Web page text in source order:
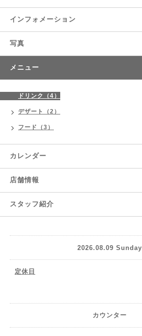
インフォメーション
写真
メニュー
ドリンク（4）
デザート（2）
フード（3）
カレンダー
店舗情報
スタッフ紹介
2026.08.09 Sunday
定休日
カウンター